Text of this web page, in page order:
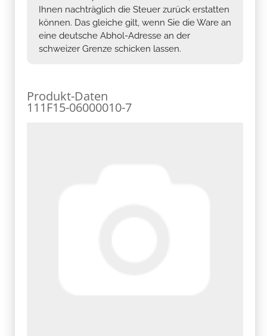
Ihnen nachträglich die Steuer zurück erstatten
können. Das gleiche gilt, wenn Sie die Ware an
eine deutsche Abhol-Adresse an der
schweizer Grenze schicken lassen.
Produkt-Daten
111F15-06000010-7